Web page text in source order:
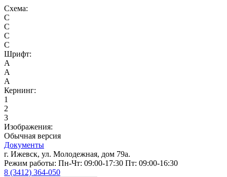
Схема:
C
C
C
C
Шрифт:
A
A
A
Кернинг:
1
2
3
Изображения:
Обычная версия
Документы
г. Ижевск, ул. Молодежная, дом 79а.
Режим работы: Пн-Чт: 09:00-17:30 Пт: 09:00-16:30
8 (3412) 364-050